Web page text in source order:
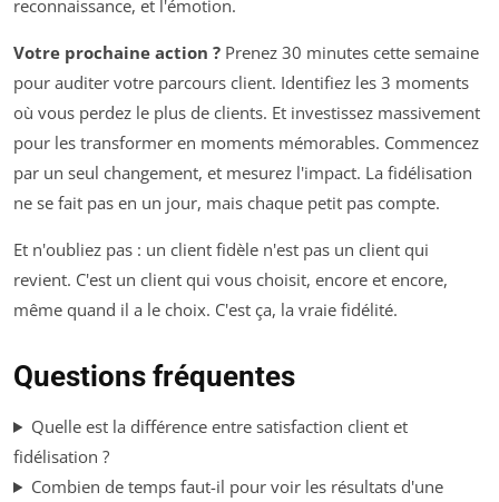
reconnaissance, et l'émotion.
Votre prochaine action ? Prenez 30 minutes cette semaine
pour auditer votre parcours client. Identifiez les 3 moments
où vous perdez le plus de clients. Et investissez massivement
pour les transformer en moments mémorables. Commencez
par un seul changement, et mesurez l'impact. La fidélisation
ne se fait pas en un jour, mais chaque petit pas compte.
Et n'oubliez pas : un client fidèle n'est pas un client qui
revient. C'est un client qui vous choisit, encore et encore,
même quand il a le choix. C'est ça, la vraie fidélité.
Questions fréquentes
Quelle est la différence entre satisfaction client et
fidélisation ?
Combien de temps faut-il pour voir les résultats d'une